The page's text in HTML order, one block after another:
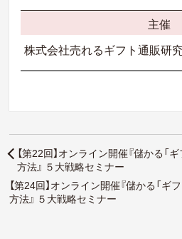
主催
株式会社売れるギフト通販研
【第22回】オンライン開催『儲かる「
方法』 ５大戦略セミナー
【第24回】オンライン開催『儲かる「ギ
方法』 ５大戦略セミナー